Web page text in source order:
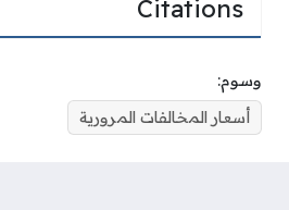
Citations
وسوم:
أسعار المخالفات المرورية